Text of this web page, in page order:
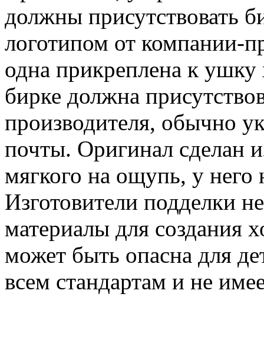
должны присутствовать
логотипом от компании-
одна прикреплена к ушку
бирке должна
производителя, обычно
почты. Оригинал сделан
мягкого на ощупь, у него
Изготовители подделки
материалы для создания
может быть опасна для
всем стандартам и не